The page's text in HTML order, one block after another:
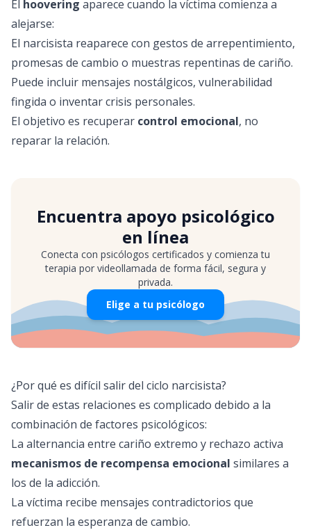
El hoovering aparece cuando la víctima comienza a
alejarse:
El narcisista reaparece con gestos de arrepentimiento,
promesas de cambio o muestras repentinas de cariño.
Puede incluir mensajes nostálgicos, vulnerabilidad
fingida o inventar crisis personales.
El objetivo es recuperar control emocional, no
reparar la relación.
Encuentra apoyo psicológico
en línea
Conecta con psicólogos certificados y comienza tu
terapia por videollamada de forma fácil, segura y
privada.
Elige a tu psicólogo
¿Por qué es difícil salir del ciclo narcisista?
Salir de estas relaciones es complicado debido a la
combinación de factores psicológicos:
La alternancia entre cariño extremo y rechazo activa
mecanismos de recompensa emocional similares a
los de la adicción.
La víctima recibe mensajes contradictorios que
refuerzan la esperanza de cambio.